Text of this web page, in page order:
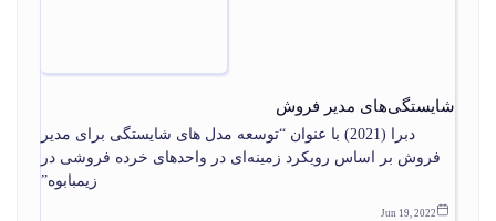
شایستگی‌های مدیر فروش
دبرا (2021) با عنوان “توسعه مدل های شایستگی برای مدیر
فروش بر اساس رویکرد زمینه‌ای در واحدهای خرده فروشی در
زیمبابوه”
Jun 19, 2022